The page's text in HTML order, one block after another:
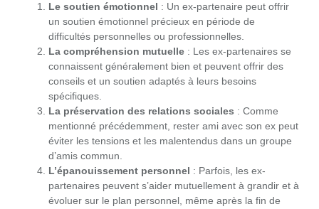
Le soutien émotionnel : Un ex-partenaire peut offrir
un soutien émotionnel précieux en période de
difficultés personnelles ou professionnelles.
La compréhension mutuelle : Les ex-partenaires se
connaissent généralement bien et peuvent offrir des
conseils et un soutien adaptés à leurs besoins
spécifiques.
La préservation des relations sociales : Comme
mentionné précédemment, rester ami avec son ex peut
éviter les tensions et les malentendus dans un groupe
d’amis commun.
L’épanouissement personnel : Parfois, les ex-
partenaires peuvent s’aider mutuellement à grandir et à
évoluer sur le plan personnel, même après la fin de